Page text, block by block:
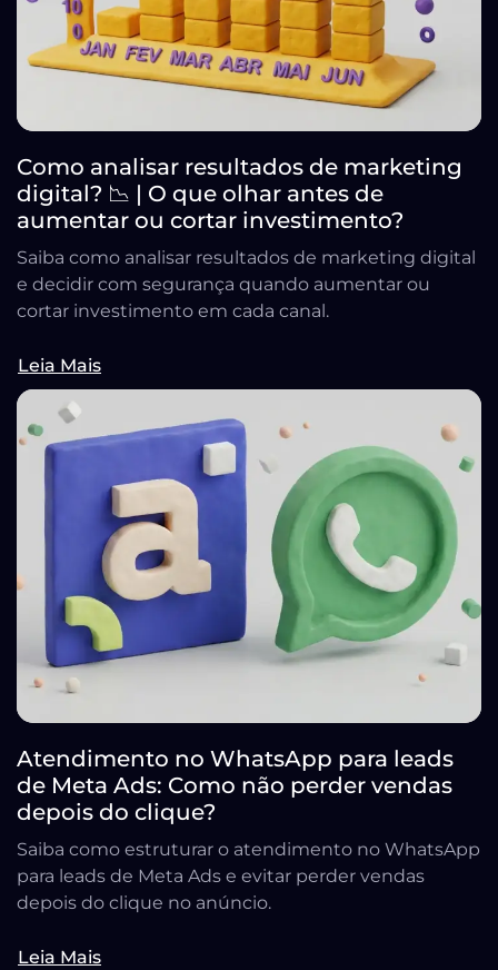
Como analisar resultados de marketing
digital? 📉 | O que olhar antes de
aumentar ou cortar investimento?
Saiba como analisar resultados de marketing digital
e decidir com segurança quando aumentar ou
cortar investimento em cada canal.
Leia Mais
Atendimento no WhatsApp para leads
de Meta Ads: Como não perder vendas
depois do clique?
Saiba como estruturar o atendimento no WhatsApp
para leads de Meta Ads e evitar perder vendas
depois do clique no anúncio.
Leia Mais